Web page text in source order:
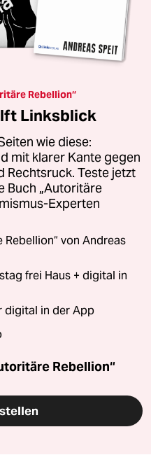
Rebellion“
Linksblick
wie diese:
mit klarer Kante gegen
Rechtsruck. Teste jetzt
Buch „Autoritäre
Experten
Rebellion“ von Andreas
frei Haus + digital in
digital in der App
Rebellion“